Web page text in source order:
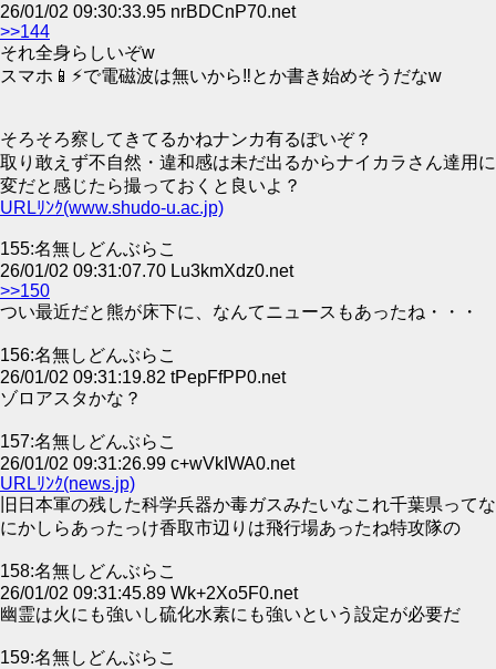
26/01/02 09:30:33.95 nrBDCnP70.net
>>144
それ全身らしいぞw
スマホ📱⚡︎で電磁波は無いから‼とか書き始めそうだなw
そろそろ察してきてるかねナンカ有るぽいぞ？
取り敢えず不自然・違和感は未だ出るからナイカラさん達用に
変だと感じたら撮っておくと良いよ？
URLﾘﾝｸ(www.shudo-u.ac.jp)
155:名無しどんぶらこ
26/01/02 09:31:07.70 Lu3kmXdz0.net
>>150
つい最近だと熊が床下に、なんてニュースもあったね・・・
156:名無しどんぶらこ
26/01/02 09:31:19.82 tPepFfPP0.net
ゾロアスタかな？
157:名無しどんぶらこ
26/01/02 09:31:26.99 c+wVkIWA0.net
URLﾘﾝｸ(news.jp)
旧日本軍の残した科学兵器か毒ガスみたいなこれ千葉県ってな
にかしらあったっけ香取市辺りは飛行場あったね特攻隊の
158:名無しどんぶらこ
26/01/02 09:31:45.89 Wk+2Xo5F0.net
幽霊は火にも強いし硫化水素にも強いという設定が必要だ
159:名無しどんぶらこ